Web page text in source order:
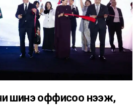
шинэ оффисоо нээж,